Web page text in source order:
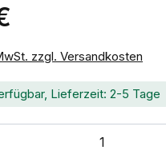
zzgl. Versandkosten
Lieferzeit: 2-5 Tage
Anzahl: Gib den